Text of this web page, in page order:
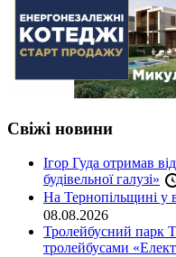
Свіжі новини
Ігор Гуда отримав
будівельної галузі»
На Тернопільщині у
08.08.2026
Тролейбусний парк
тролейбусами